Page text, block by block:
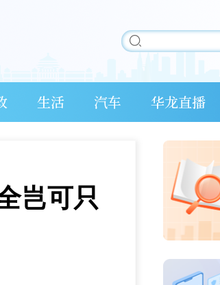
生活 汽车 华龙直播
岂可只